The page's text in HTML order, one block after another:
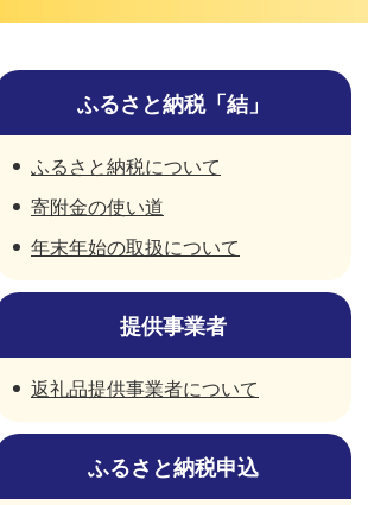
ふるさと納税「結」
ふるさと納税について
寄附金の使い道
年末年始の取扱について
提供事業者
返礼品提供事業者について
ふるさと納税申込